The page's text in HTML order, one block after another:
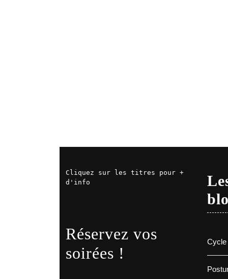
Cliquez sur les titres pour +
d'info
Réservez vos
soirées !
Cycle